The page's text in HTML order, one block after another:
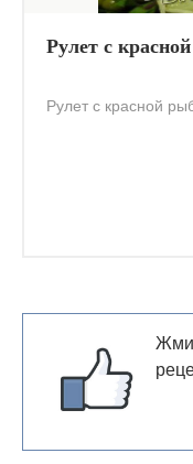
Рулет с
Рулет с красной